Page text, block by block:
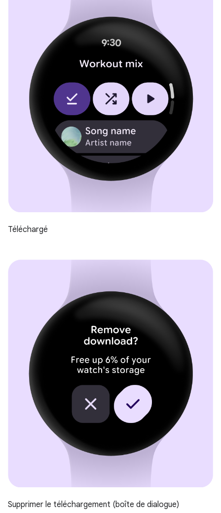
Téléchargé
Supprimer le téléchargement (boîte de dialogue)